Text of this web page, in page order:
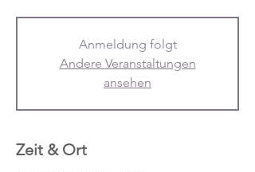
Anmeldung folgt
Andere Veranstaltungen
ansehen
Zeit & Ort